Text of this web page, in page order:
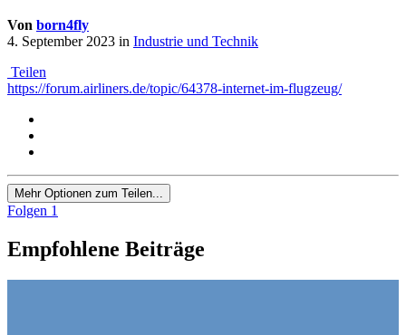
Von born4fly
4. September 2023 in Industrie und Technik
Teilen
https://forum.airliners.de/topic/64378-internet-im-flugzeug/
Mehr Optionen zum Teilen...
Folgen 1
Empfohlene Beiträge